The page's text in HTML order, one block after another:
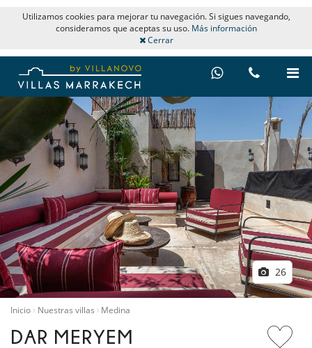
Utilizamos cookies para mejorar tu navegación. Si sigues navegando,
consideramos que aceptas su uso. Más información
Cerrar
26
Inicio Nuestras villas Medina
DAR MERYEM